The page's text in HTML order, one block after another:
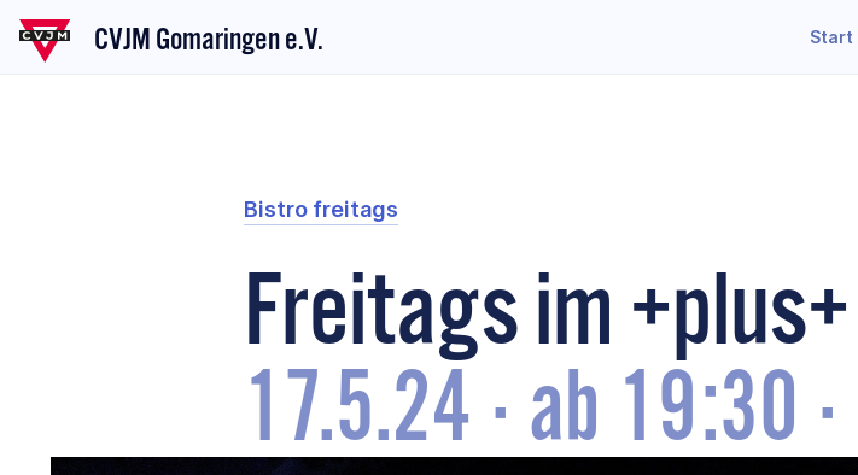
CVJM Gomaringen e.V. Start
Bistro freitags
Freitags im +plus+
17.5.24 · ab 19:30 ·